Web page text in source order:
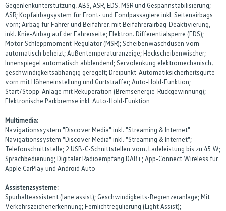
Gegenlenkunterstützung, ABS, ASR, EDS, MSR und Gespannstabilisierung;
ASR; Kopfairbagsystem für Front- und Fondpassagiere inkl. Seitenairbags
vorn; Airbag für Fahrer und Beifahrer, mit Beifahrerairbag-Deaktivierung,
inkl. Knie-Airbag auf der Fahrerseite; Elektron. Differentialsperre (EDS);
Motor-Schleppmoment-Regulator (MSR); Scheibenwaschdüsen vorn
automatisch beheizt; Außentemperaturanzeige; Heckscheibenwischer;
Innenspiegel automatisch abblendend; Servolenkung elektromechanisch,
geschwindigkeitsabhängig geregelt; Dreipunkt-Automatiksicherheitsgurte
vorn mit Höheneinstellung und Gurtstraffer; Auto-Hold-Funktion;
Start/Stopp-Anlage mit Rekuperation (Bremsenergie-Rückgewinnung);
Elektronische Parkbremse inkl. Auto-Hold-Funktion
Multimedia:
Navigationssystem "Discover Media" inkl. "Streaming & Internet"
Navigationssystem "Discover Media" inkl. "Streaming & Internet";
Telefonschnittstelle; 2 USB-C-Schnittstellen vorn, Ladeleistung bis zu 45 W;
Sprachbedienung; Digitaler Radioempfang DAB+; App-Connect Wireless für
Apple CarPlay und Android Auto
Assistenzsysteme:
Spurhalteassistent (lane assist); Geschwindigkeits-Begrenzeranlage; Mit
Verkehrszeichenerkennung; Fernlichtregulierung (Light Assist);